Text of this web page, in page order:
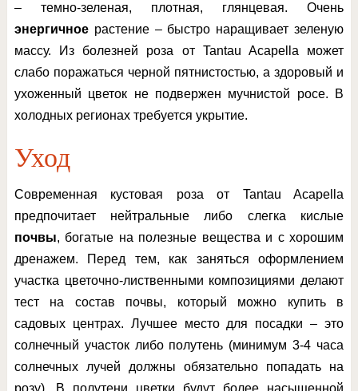
– темно-зеленая, плотная, глянцевая. Очень
энергичноерастение – быстро наращивает зеленую
массу. Из болезней роза от Tantau Acapella может
слабо поражаться черной пятнистостью, а здоровый и
ухоженный цветок не подвержен мучнистой росе. В
холодных регионах требуется укрытие.
Уход
Современная кустовая роза от Tantau Acapella
предпочитает нейтральные либо слегка кислые
почвы, богатые на полезные вещества и с хорошим
дренажем. Перед тем, как заняться оформлением
участка цветочно-лиственными композициями делают
тест на состав почвы, который можно купить в
садовых центрах. Лучшее место для посадки – это
солнечный участок либо полутень (минимум 3-4 часа
солнечных лучей должны обязательно попадать на
розу). В полутени цветки будут более насыщенной